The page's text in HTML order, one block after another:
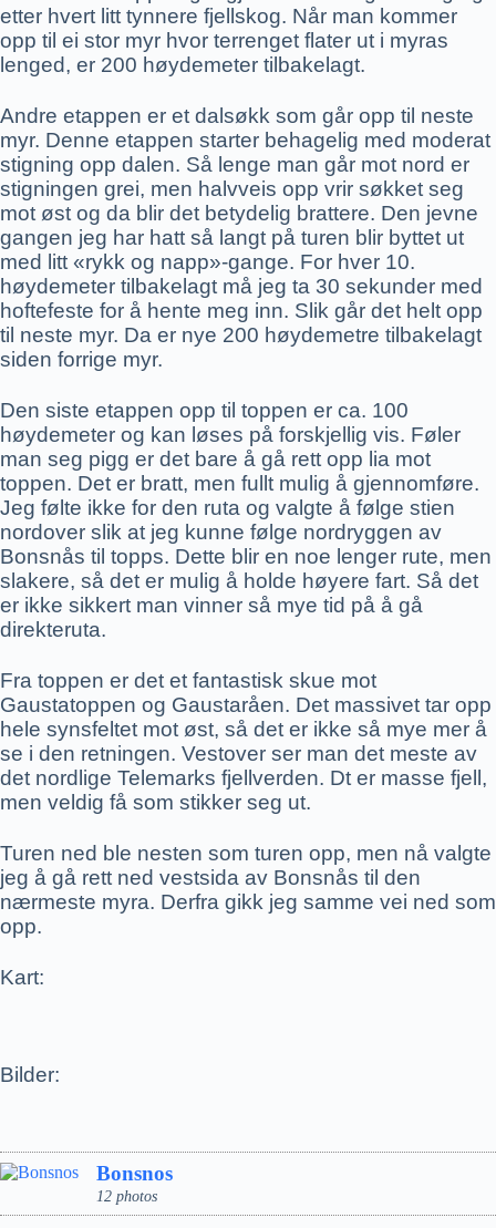
etter hvert litt tynnere fjellskog. Når man kommer
opp til ei stor myr hvor terrenget flater ut i myras
lenged, er 200 høydemeter tilbakelagt.
Andre etappen er et dalsøkk som går opp til neste
myr. Denne etappen starter behagelig med moderat
stigning opp dalen. Så lenge man går mot nord er
stigningen grei, men halvveis opp vrir søkket seg
mot øst og da blir det betydelig brattere. Den jevne
gangen jeg har hatt så langt på turen blir byttet ut
med litt «rykk og napp»-gange. For hver 10.
høydemeter tilbakelagt må jeg ta 30 sekunder med
hoftefeste for å hente meg inn. Slik går det helt opp
til neste myr. Da er nye 200 høydemetre tilbakelagt
siden forrige myr.
Den siste etappen opp til toppen er ca. 100
høydemeter og kan løses på forskjellig vis. Føler
man seg pigg er det bare å gå rett opp lia mot
toppen. Det er bratt, men fullt mulig å gjennomføre.
Jeg følte ikke for den ruta og valgte å følge stien
nordover slik at jeg kunne følge nordryggen av
Bonsnås til topps. Dette blir en noe lenger rute, men
slakere, så det er mulig å holde høyere fart. Så det
er ikke sikkert man vinner så mye tid på å gå
direkteruta.
Fra toppen er det et fantastisk skue mot
Gaustatoppen og Gaustaråen. Det massivet tar opp
hele synsfeltet mot øst, så det er ikke så mye mer å
se i den retningen. Vestover ser man det meste av
det nordlige Telemarks fjellverden. Dt er masse fjell,
men veldig få som stikker seg ut.
Turen ned ble nesten som turen opp, men nå valgte
jeg å gå rett ned vestsida av Bonsnås til den
nærmeste myra. Derfra gikk jeg samme vei ned som
opp.
Kart:
Bilder:
Bonsnos
12 photos